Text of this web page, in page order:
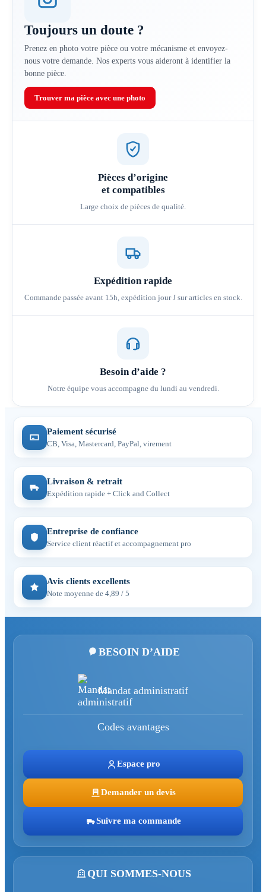
Toujours un doute ?
Prenez en photo votre pièce ou votre mécanisme et envoyez-
nous votre demande. Nos experts vous aideront à identifier la
bonne pièce.
Trouver ma pièce avec une photo
Pièces d’origine
et compatibles
Large choix de pièces de qualité.
Expédition rapide
Commande passée avant 15h, expédition jour J sur articles en stock.
Besoin d’aide ?
Notre équipe vous accompagne du lundi au vendredi.
Paiement sécurisé
CB, Visa, Mastercard, PayPal, virement
Livraison & retrait
Expédition rapide + Click and Collect
Entreprise de confiance
Service client réactif et accompagnement pro
Avis clients excellents
Note moyenne de 4,89 / 5
BESOIN D’AIDE
Mandat administratif
Codes avantages
Espace pro
Demander un devis
Suivre ma commande
QUI SOMMES-NOUS